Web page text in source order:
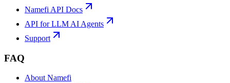
Namefi API Docs
API for LLM AI Agents
Support
FAQ
About Namefi